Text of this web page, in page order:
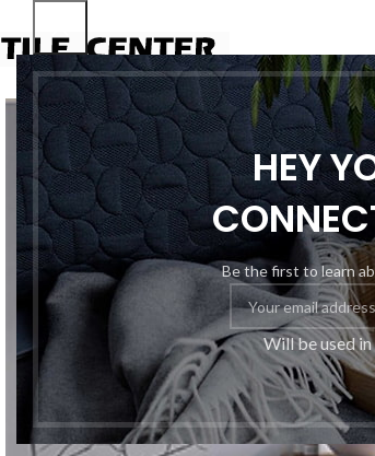
HEY
Be the first to learn
Will be used